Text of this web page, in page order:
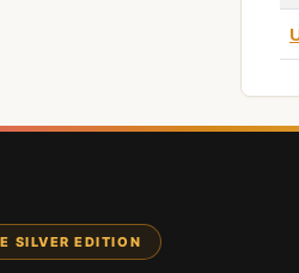
SILVER EDITION